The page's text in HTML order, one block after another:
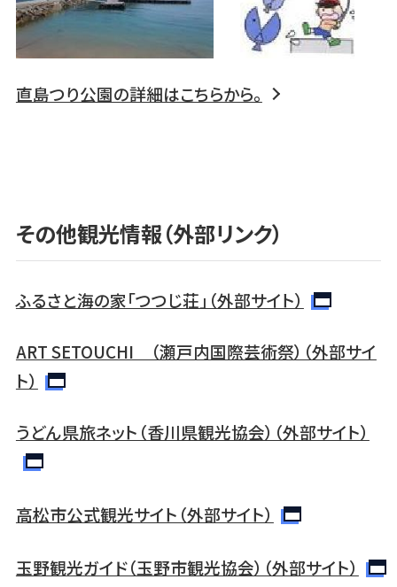
直島つり公園の詳細はこちらから。
その他観光情報（外部リンク）
ふるさと海の家「つつじ荘」（外部サイト）
ART SETOUCHI （瀬戸内国際芸術祭）（外部サイ
ト）
うどん県旅ネット（香川県観光協会）（外部サイト）
高松市公式観光サイト（外部サイト）
玉野観光ガイド（玉野市観光協会）（外部サイト）